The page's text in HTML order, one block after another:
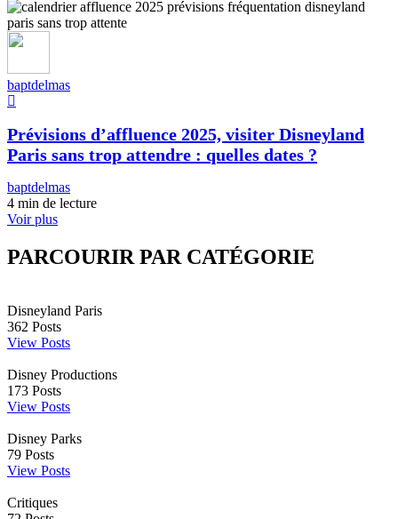
baptdelmas
Prévisions d’affluence 2025, visiter Disneyland
Paris sans trop attendre : quelles dates ?
baptdelmas
4 min de lecture
Voir plus
PARCOURIR PAR CATÉGORIE
Disneyland Paris
362 Posts
View Posts
Disney Productions
173 Posts
View Posts
Disney Parks
79 Posts
View Posts
Critiques